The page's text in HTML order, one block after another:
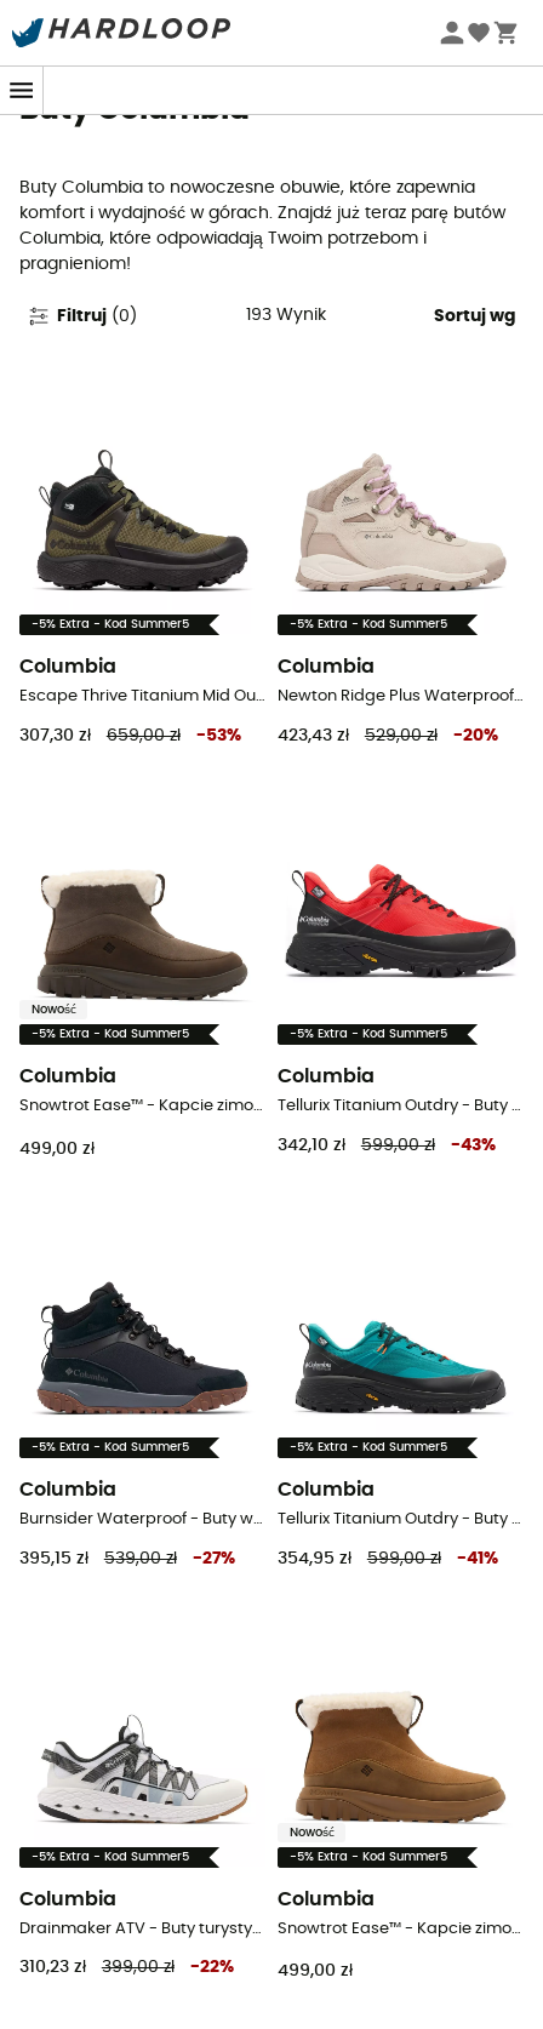
Letnie promocje 🔥 -5% DODATKOWO przy zakupie 2
Buty Columbia
Buty Columbia to nowoczesne obuwie, które zapewnia
komfort i wydajność w górach. Znajdź już teraz parę butów
Columbia, które odpowiadają Twoim potrzebom i
pragnieniom!
Filtruj (0 ) 193 Wynik Sortuj wg
-5% Extra - Kod Summer5
Columbia
Escape Thrive Titanium Mid Outdry - Buty turystyczne meskie
307,30 zł 659,00 zł -53%
-5% Extra - Kod Summer5
Columbia
Newton Ridge Plus Waterproof Amped - Buty turystyczne damskie
423,43 zł 529,00 zł -20%
Nowość
-5% Extra - Kod Summer5
Columbia
Snowtrot Ease™ - Kapcie zimowe (np. kapcie Subu) damskie
499,00 zł
-5% Extra - Kod Summer5
Columbia
Tellurix Titanium Outdry - Buty turystyczne damskie
342,10 zł 599,00 zł -43%
-5% Extra - Kod Summer5
Columbia
Burnsider Waterproof - Buty wysokie meskie
395,15 zł 539,00 zł -27%
-5% Extra - Kod Summer5
Columbia
Tellurix Titanium Outdry - Buty turystyczne meskie
354,95 zł 599,00 zł -41 %
-5% Extra - Kod Summer5
Columbia
Drainmaker ATV - Buty turystyczne meskie
310,23 zł 399,00 zł -22%
Nowość
-5% Extra - Kod Summer5
Columbia
Snowtrot Ease™ - Kapcie zimowe (np. kapcie Subu) damskie
499,00 zł